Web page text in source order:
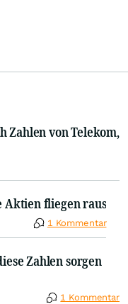
Zahlen von Telekom,
Aktien fliegen raus
1 Kommentar
Zahlen sorgen
1 Kommentar